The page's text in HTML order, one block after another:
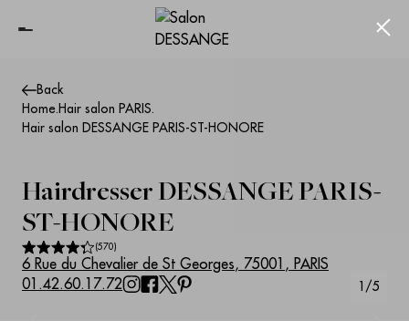
Back
Home. Hair salon PARIS.
Hair salon DESSANGE PARIS-ST-HONORE
Hairdresser DESSANGE PARIS-
ST-HONORE
(570)
6 Rue du Chevalier de St Georges, 75001 , PARIS
01.42.60.17.72
1 /5